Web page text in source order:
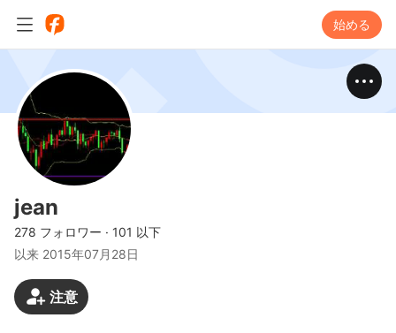
始める
jean
278 フォロワー · 101 以下
以来 2015年07月28日
注意